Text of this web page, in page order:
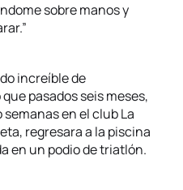
sobre manos y
increíble de
pasados seis meses,
en el club La
regresara a la piscina
en un podio de triatlón.